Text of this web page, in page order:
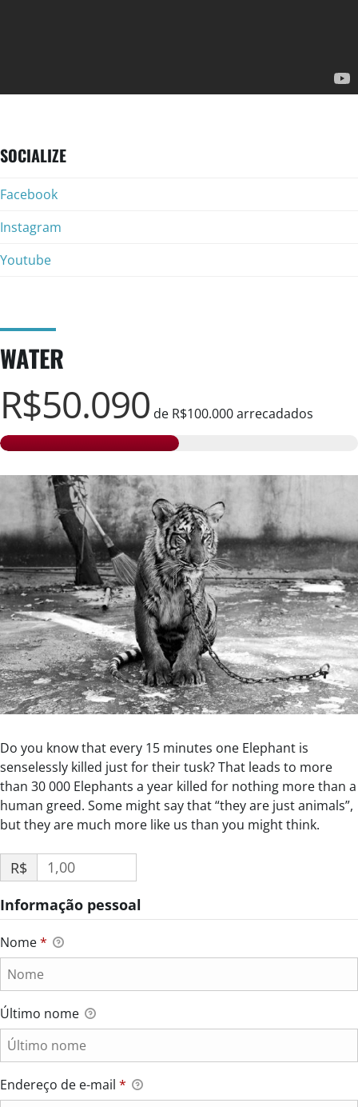
SOCIALIZE
Facebook
Instagram
Youtube
WATER
R$50.090 de R$100.000arrecadados
Do you know that every 15 minutes one Elephant is
senselessly killed just for their tusk? That leads to more
than 30 000 Elephants a year killed for nothing more than a
human greed. Some might say that “they are just animals”,
but they are much more like us than you might think.
R$
Informação pessoal
Nome*
Último nome
Endereço de e-mail *